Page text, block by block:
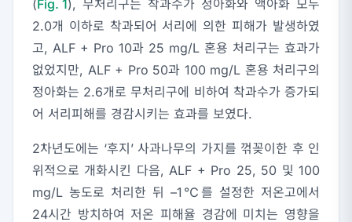
(Fig. 1), 무처리구는 착과수가 정아화와 액아화 모두
2.0개 이하로 착과되어 서리에 의한 피해가 발생하였
고, ALF + Pro 10과 25 mg/L 혼용 처리구는 효과가
없었지만, ALF + Pro 50과 100 mg/L 혼용 처리구의
정아화는 2.6개로 무처리구에 비하여 착과수가 증가되
어 서리피해를 경감시키는 효과를 보였다.
2차년도에는 ‘후지’ 사과나무의 가지를 꺾꽂이한 후 인
위적으로 개화시킨 다음, ALF + Pro 25, 50 및 100
mg/L 농도로 처리한 뒤 –1℃를 설정한 저온고에서
24시간 방치하여 저온 피해율 경감에 미치는 영향을